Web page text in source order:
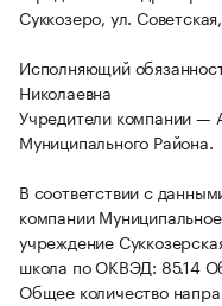
Суккозеро, ул.
Исполняющий
Николаевна
Учредители компании —
Муниципального Района.
В соответствии с
компании
учреждение
школа по ОКВЭД: 85.14
Общее количество